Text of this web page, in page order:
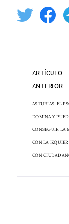
ARTÍCULO
ANTERIOR
ASTURIAS: EL
DOMINA Y
CONSEGUIR LA
CON LA
CON